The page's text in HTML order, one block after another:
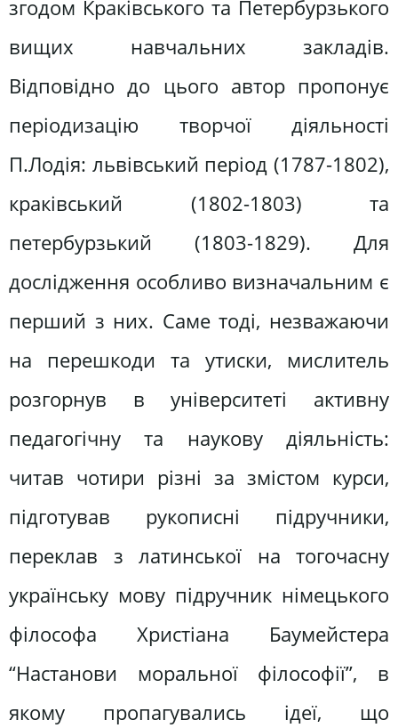
згодом Краківського та Петербурзького
вищих навчальних закладів.
Відповідно до цього автор пропонує
періодизацію творчої діяльності
П.Лодія: львівський період (1787-1802),
краківський (1802-1803) та
петербурзький (1803-1829). Для
дослідження особливо визначальним є
перший з них. Саме тоді, незважаючи
на перешкоди та утиски, мислитель
розгорнув в університеті активну
педагогічну та наукову діяльність:
читав чотири різні за змістом курси,
підготував рукописні підручники,
переклав з латинської на тогочасну
українську мову підручник німецького
філософа Христіана Баумейстера
“Настанови моральної філософії”, в
якому пропагувались ідеї, що